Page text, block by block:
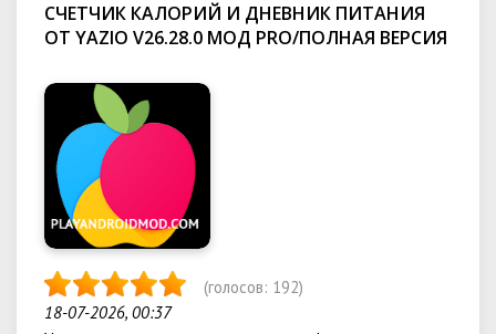
СЧЕТЧИК КАЛОРИЙ И ДНЕВНИК ПИТАНИЯ
ОТ YAZIO V26.28.0 МОД PRO/ПОЛНАЯ ВЕРСИЯ
(голосов: 192)
18-07-2026, 00:37